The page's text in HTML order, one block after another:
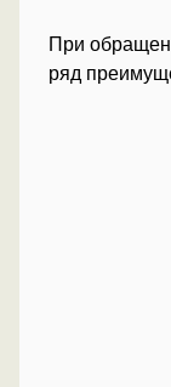
При
ряд